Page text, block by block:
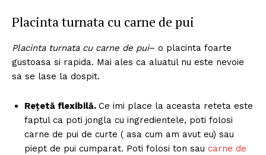
Placinta turnata cu carne de pui
Placinta turnata cu carne de pui– o placinta foarte
gustoasa si rapida. Mai ales ca aluatul nu este nevoie
sa se lase la dospit.
Rețetă flexibilă. Ce imi place la aceasta reteta este
faptul ca poti jongla cu ingredientele, poti folosi
carne de pui de curte ( asa cum am avut eu) sau
piept de pui cumparat. Poti folosi ton sau carne de